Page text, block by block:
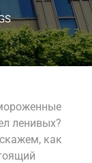
ленивых?
как